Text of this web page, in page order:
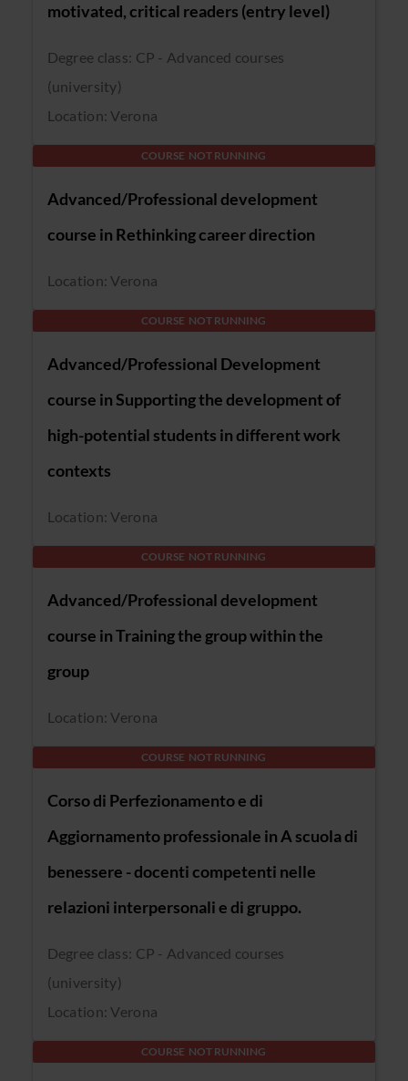
motivated, critical readers (entry level)
Degree class: CP - Advanced courses
(university)
Location: Verona
COURSE NOT RUNNING
Advanced/Professional development
course in Rethinking career direction
Location: Verona
COURSE NOT RUNNING
Advanced/Professional Development
course in Supporting the development of
high-potential students in different work
contexts
Location: Verona
COURSE NOT RUNNING
Advanced/Professional development
course in Training the group within the
group
Location: Verona
COURSE NOT RUNNING
Corso di Perfezionamento e di
Aggiornamento professionale in A scuola di
benessere - docenti competenti nelle
relazioni interpersonali e di gruppo.
Degree class: CP - Advanced courses
(university)
Location: Verona
COURSE NOT RUNNING